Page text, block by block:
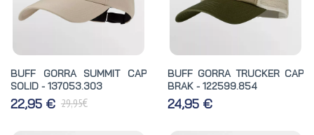
BUFF GORRA SUMMIT CAP
SOLID - 137053.303
22,95 € 29,95€
BUFF GORRA TRUCKER CAP
BRAK - 122599.854
24,95 €